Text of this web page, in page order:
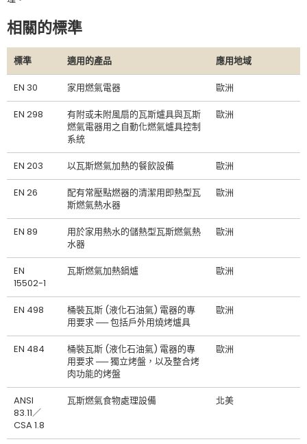
相關的標準
標準 適用的產品 應用地域
EN 30 家用燃氣電器 歐洲
EN 298
有附或未附風扇的瓦斯爐具與瓦斯
燃氣電器用之自動化燃氣爐具控制
系統
歐洲
EN 203 以瓦斯燃氣加熱的餐飲設備 歐洲
EN 26
配有常壓點燃器的清潔用即熱型瓦
斯燃氣熱水器
歐洲
EN 89
用於家用熱水的儲熱型瓦斯燃氣熱
水器
歐洲
EN
15502-1
瓦斯燃氣加熱鍋爐 歐洲
EN 498
桶裝瓦斯 (液化石油氣) 電器的專
用要求 ── 包括戶外用燒烤爐具
歐洲
EN 484
桶裝瓦斯 (液化石油氣) 電器的專
用要求 ── 獨立烤盤，以及整合烤
肉功能的烤盤
歐洲
ANSI
83.11／
CSA 1.8
瓦斯燃氣食物處理設備 北美